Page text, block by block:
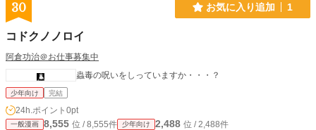
30 お気に入り追加 1
コドクノノロイ
阿倉功治＠お仕事募集中
蟲毒の呪いをしっていますか・・・？
少年向け 完結
24h.ポイント 0pt
一般漫画 8,555 位 / 8,555件 少年向け 2,488 位 / 2,488件